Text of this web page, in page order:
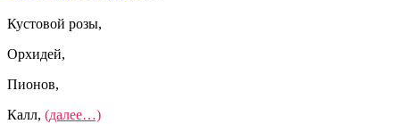
Кустовой розы,
Орхидей,
Пионов,
Калл, (далее…)